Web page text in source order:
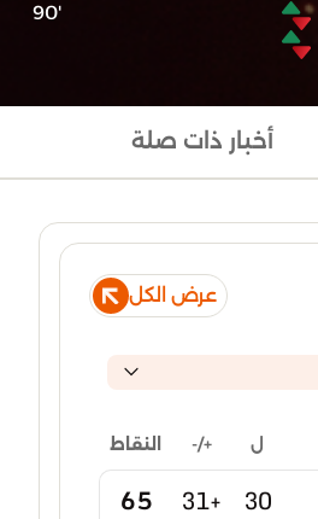
'90
أخبار ذات صلة
عرض الكل
ل +/- النقاط
30
+31
65